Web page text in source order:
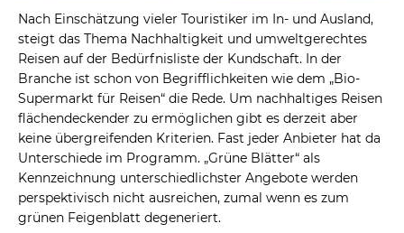
Nach Einschätzung vieler Touristiker im In- und Ausland,
steigt das Thema Nachhaltigkeit und umweltgerechtes
Reisen auf der Bedürfnisliste der Kundschaft. In der
Branche ist schon von Begrifflichkeiten wie dem „Bio-
Supermarkt für Reisen“ die Rede. Um nachhaltiges Reisen
flächendeckender zu ermöglichen gibt es derzeit aber
keine übergreifenden Kriterien. Fast jeder Anbieter hat da
Unterschiede im Programm. „Grüne Blätter“ als
Kennzeichnung unterschiedlichster Angebote werden
perspektivisch nicht ausreichen, zumal wenn es zum
grünen Feigenblatt degeneriert.